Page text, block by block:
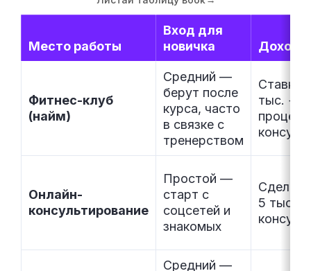
Место работы
Вход для
новичка
Доход
Фитнес-клуб
(найм)
Средний —
берут после
курса, часто
в связке с
тренерством
Ставка
тыс. +
Онлайн-
консультирование
Простой —
старт с
соцсетей и
знакомых
5 тыс.
Средний —